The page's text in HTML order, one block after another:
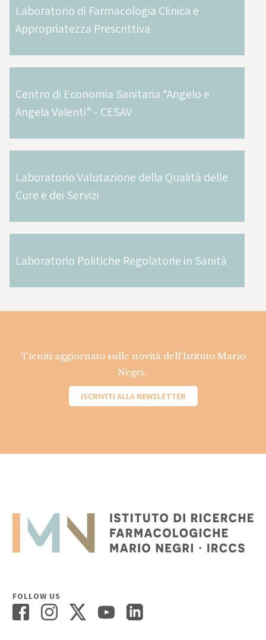
Laboratorio di Farmacologia Clinica e
Appropriatezza Prescrittiva
Centro di Economia Sanitaria “Angelo e
Angela Valenti” - CESAV
Laboratorio Valutazione della Qualità delle
Cure e dei Servizi
Laboratorio Politiche Regolatorie in Sanità
Tieniti aggiornato sulle novità dell'Istituto Mario
Negri.
ISCRIVITI ALLA NEWSLETTER
FOLLOW US